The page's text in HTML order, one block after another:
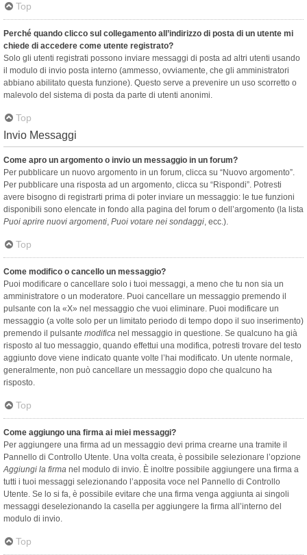
Top
Perché quando clicco sul collegamento all’indirizzo di posta di un utente mi
chiede di accedere come utente registrato?
Solo gli utenti registrati possono inviare messaggi di posta ad altri utenti usando
il modulo di invio posta interno (ammesso, ovviamente, che gli amministratori
abbiano abilitato questa funzione). Questo serve a prevenire un uso scorretto o
malevolo del sistema di posta da parte di utenti anonimi.
Top
Invio Messaggi
Come apro un argomento o invio un messaggio in un forum?
Per pubblicare un nuovo argomento in un forum, clicca su “Nuovo argomento”.
Per pubblicare una risposta ad un argomento, clicca su “Rispondi”. Potresti
avere bisogno di registrarti prima di poter inviare un messaggio: le tue funzioni
disponibili sono elencate in fondo alla pagina del forum o dell’argomento (la lista
Puoi aprire nuovi argomenti, Puoi votare nei sondaggi, ecc.).
Top
Come modifico o cancello un messaggio?
Puoi modificare o cancellare solo i tuoi messaggi, a meno che tu non sia un
amministratore o un moderatore. Puoi cancellare un messaggio premendo il
pulsante con la «X» nel messaggio che vuoi eliminare. Puoi modificare un
messaggio (a volte solo per un limitato periodo di tempo dopo il suo inserimento)
premendo il pulsante modifica nel messaggio in questione. Se qualcuno ha già
risposto al tuo messaggio, quando effettui una modifica, potresti trovare del testo
aggiunto dove viene indicato quante volte l’hai modificato. Un utente normale,
generalmente, non può cancellare un messaggio dopo che qualcuno ha
risposto.
Top
Come aggiungo una firma ai miei messaggi?
Per aggiungere una firma ad un messaggio devi prima crearne una tramite il
Pannello di Controllo Utente. Una volta creata, è possibile selezionare l’opzione
Aggiungi la firma nel modulo di invio. È inoltre possibile aggiungere una firma a
tutti i tuoi messaggi selezionando l’apposita voce nel Pannello di Controllo
Utente. Se lo si fa, è possibile evitare che una firma venga aggiunta ai singoli
messaggi deselezionando la casella per aggiungere la firma all’interno del
modulo di invio.
Top